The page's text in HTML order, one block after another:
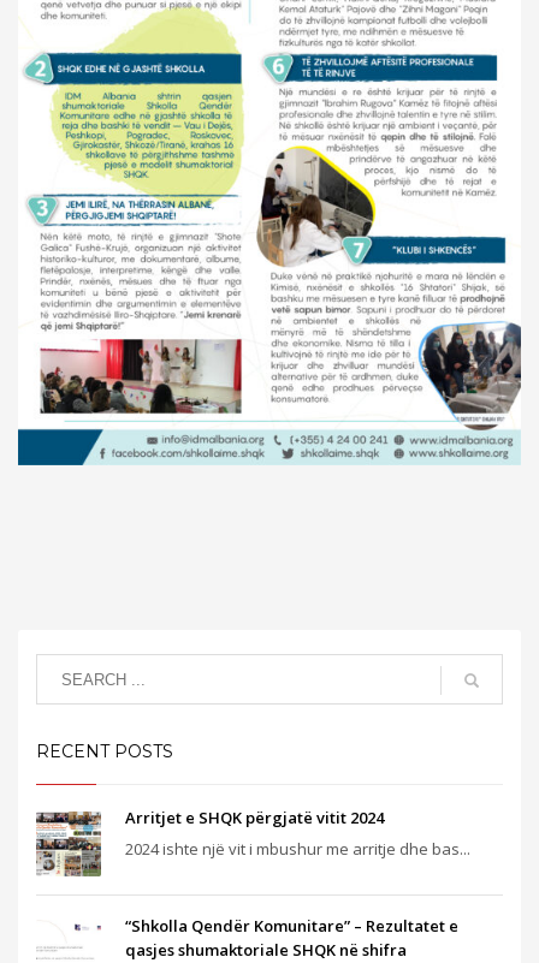
RECENT POSTS
Arritjet e SHQK përgjatë vitit 2024
2024 ishte një vit i mbushur me arritje dhe bas...
“Shkolla Qendër Komunitare” – Rezultatet e
qasjes shumaktoriale SHQK në shifra